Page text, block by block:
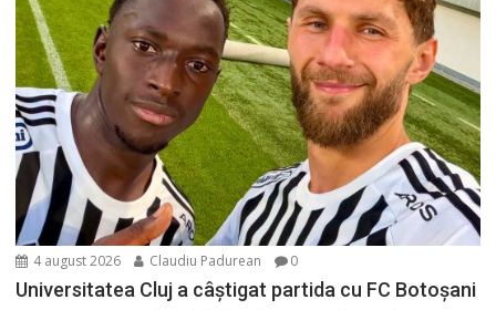
4 august 2026 Claudiu Padurean 0
Universitatea Cluj a câștigat partida cu FC Botoșani